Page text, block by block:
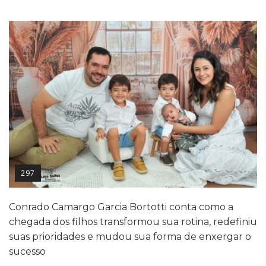
297
Conrado Camargo Garcia Bortotti conta como a
chegada dos filhos transformou sua rotina, redefiniu
suas prioridades e mudou sua forma de enxergar o
sucesso